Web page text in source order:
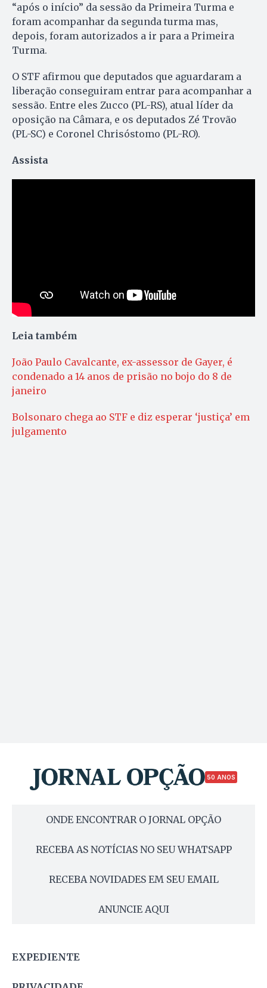
“após o início” da sessão da Primeira Turma e
foram acompanhar da segunda turma mas,
depois, foram autorizados a ir para a Primeira
Turma.
O STF afirmou que deputados que aguardaram a
liberação conseguiram entrar para acompanhar a
sessão. Entre eles Zucco (PL-RS), atual líder da
oposição na Câmara, e os deputados Zé Trovão
(PL-SC) e Coronel Chrisóstomo (PL-RO).
Assista
Leia também
João Paulo Cavalcante, ex-assessor de Gayer, é
condenado a 14 anos de prisão no bojo do 8 de
janeiro
Bolsonaro chega ao STF e diz esperar ‘justiça’ em
julgamento
50 ANOS
ONDE ENCONTRAR O JORNAL OPÇÃO
RECEBA AS NOTÍCIAS NO SEU WHATSAPP
RECEBA NOVIDADES EM SEU EMAIL
ANUNCIE AQUI
EXPEDIENTE